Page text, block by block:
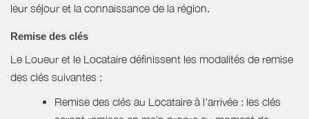
leur séjour et la connaissance de la région.
Remise des clés
Le Loueur et le Locataire définissent les modalités de remise
des clés suivantes :
Remise des clés au Locataire à l'arrivée : les clés